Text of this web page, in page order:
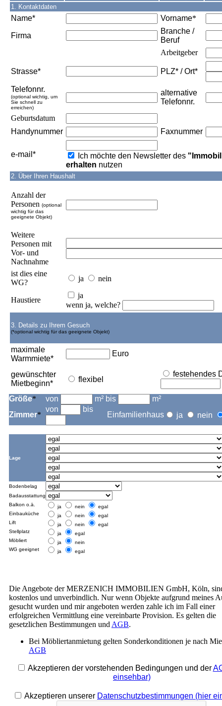
1. Kontaktdaten
Name* Vorname*
Firma
Branche /
Beruf
Arbeitgeber
Strasse* PLZ* / Ort*
Telefonnr.
(optional wichtig, um
Sie schnell zu
erreichen)
alternative
Telefonnr.
Geburtsdatum
Handynummer
Faxnummer
e-mail* Ich möchte den Newsletter des
erhalten nutzen
2. Über Ihren Haushalt
Anzahl der
Personen (optional
wichtig für das
geeignete Objekt)
Weitere
Personen mit
Vor- und
Nachnahme
ist dies eine
WG?
ja nein
Haustiere
ja
wenn ja, welche?
3. Details zu Ihrem Gesuch
(*optional wichtig für das geeignete Objekt)
maximale
Warmmiete*
Euro
gewünschter
Mietbeginn*
flexibel
festehendes
Größe* von m² bis
m²
Zimmer*
von bis
Einfamilienhaus ja nein
Lage
Bodenbelag
Badausstattung
Balkon o.ä.
ja nein
egal
Einbauküche
ja nein
egal
Lift
ja nein
egal
Stellplatz
ja
egal
Möbliert
ja
nein
WG geeignet
ja egal
Die Angebote der MERZENICH IMMOBILIEN GmbH, Köln,
kostenlos und unverbindlich. Nur wenn Objekte aufgrund meines
gesucht wurden und mir angeboten werden zahle ich im Fall einer
erfolgreichen Vermittlung eine vereinbarte Provision. Es gelten die
gesetzlichen Bestimmungen und AGB.
Bei Möbliertanmietung gelten Sonderkonditionen je nach
AGB
Akzeptieren der vorstehenden Bedingungen und der
einsehbar)
Akzeptieren unserer Datenschutzbestimmungen (hier